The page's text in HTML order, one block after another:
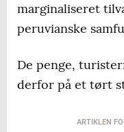
marginaliseret
peruvianske
De penge,
derfor på et tørt
ARTIKLEN